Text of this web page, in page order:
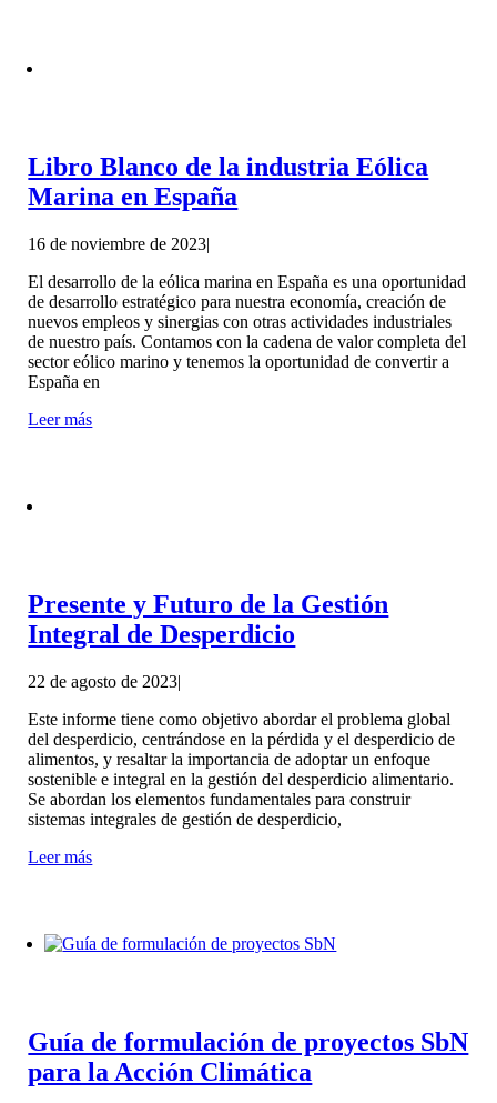
Libro Blanco de la industria Eólica
Marina en España
16 de noviembre de 2023|
El desarrollo de la eólica marina en España es una oportunidad
de desarrollo estratégico para nuestra economía, creación de
nuevos empleos y sinergias con otras actividades industriales
de nuestro país. Contamos con la cadena de valor completa del
sector eólico marino y tenemos la oportunidad de convertir a
España en
Leer más
Presente y Futuro de la Gestión
Integral de Desperdicio
22 de agosto de 2023|
Este informe tiene como objetivo abordar el problema global
del desperdicio, centrándose en la pérdida y el desperdicio de
alimentos, y resaltar la importancia de adoptar un enfoque
sostenible e integral en la gestión del desperdicio alimentario.
Se abordan los elementos fundamentales para construir
sistemas integrales de gestión de desperdicio,
Leer más
Guía de formulación de proyectos SbN
para la Acción Climática